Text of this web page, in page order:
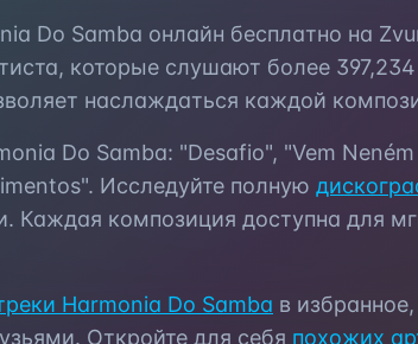
Do Samba онлайн бесплатно на
которые слушают более 397,234
наслаждаться каждой
Do Samba: "Desafio", "Vem
. Исследуйте полную
Каждая композиция доступна для
Harmonia Do Samba в
Откройте для себя похожих